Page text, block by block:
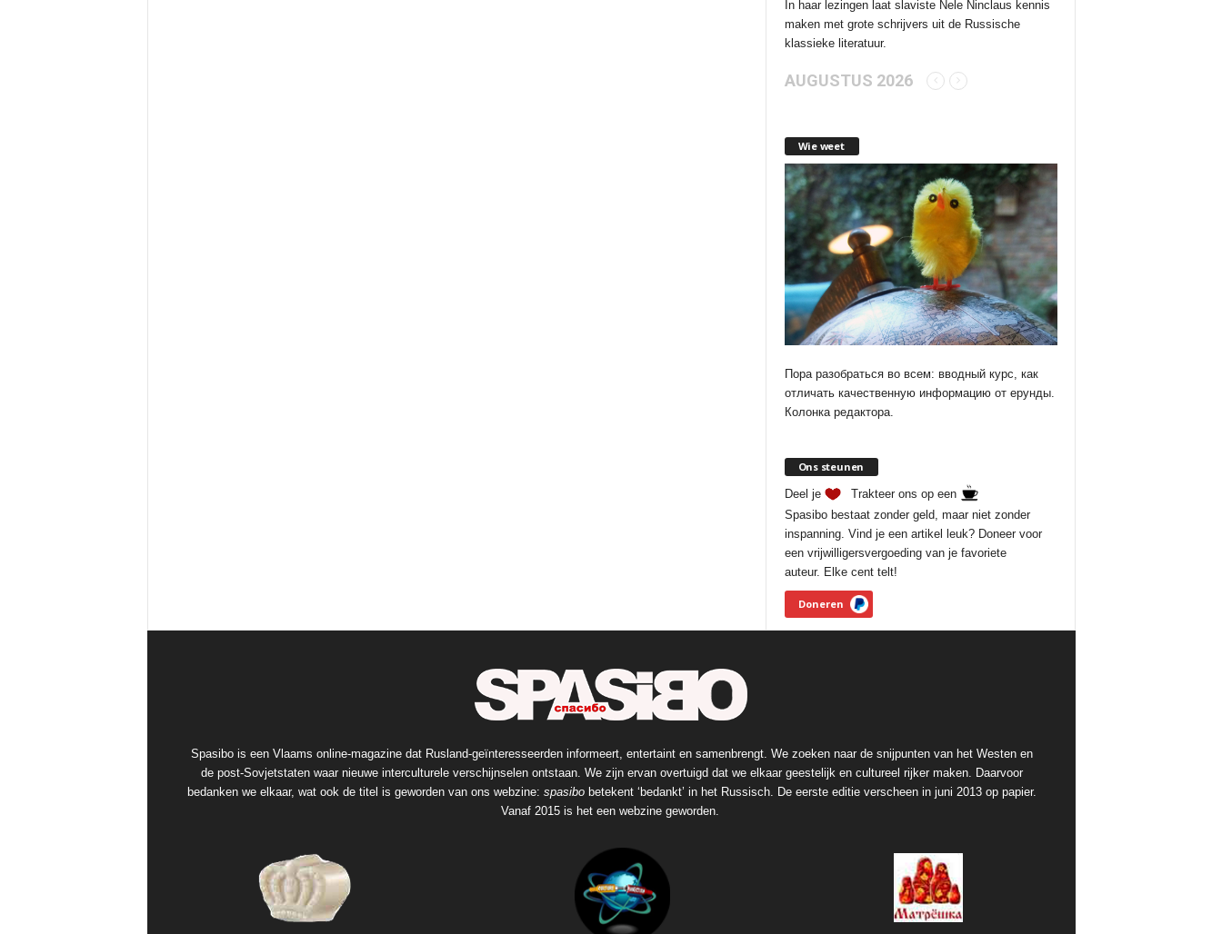
In haar lezingen laat slaviste Nele Ninclaus kennis
maken met grote schrijvers uit de Russische
klassieke literatuur.
AUGUSTUS 2026
Wie weet
Пора разобраться во всем: вводный курс, как
отличать качественную информацию от ерунды.
Колонка редактора.
Ons steunen
Deel je
Trakteer ons op een
Spasibo bestaat zonder geld, maar niet zonder
inspanning. Vind je een artikel leuk? Doneer voor
een vrijwilligersvergoeding van je favoriete
auteur. Elke cent telt!
Doneren
Spasibo is een Vlaams online-magazine dat Rusland-geïnteresseerden informeert, entertaint en samenbrengt. We zoeken naar de snijpunten van het Westen en
de post-Sovjetstaten waar nieuwe interculturele verschijnselen ontstaan. We zijn ervan overtuigd dat we elkaar geestelijk en cultureel rijker maken. Daarvoor
bedanken we elkaar, wat ook de titel is geworden van ons webzine: spasibobetekent ‘bedankt’ in het Russisch. De eerste editie verscheen in juni 2013 op papier.
Vanaf 2015 is het een webzine geworden.